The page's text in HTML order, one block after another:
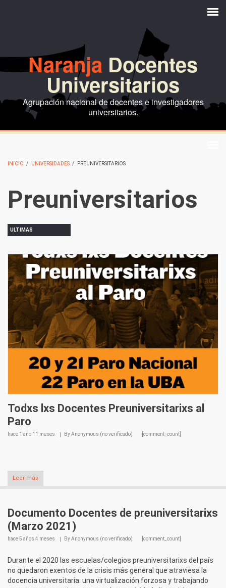
Naranja Docentes
Universitarios
Agrupación nacional de docentes e investigadores
universitarios.
INICIO / UNIVERSIDADES / PREUNIVERSITARIOS
Preuniversitarios
ULTIMAS
Todxs lxs Docentes Preuniversitarixs al
Paro
hace 1 año 11 meses ByAnonymous (no verificado) [comment_count]
Leer más
Documento Docentes de preuniversitarixs
(Marzo 2021)
hace5 años 4 meses ByAnonymous (no verificado) [comment_count]
Durante el 2020 las escuelas/colegios preuniversitarixs del país
no quedaron exentos de la crisis más general que atraviesa la
docencia universitaria: una virtualización forzosa y trabajando